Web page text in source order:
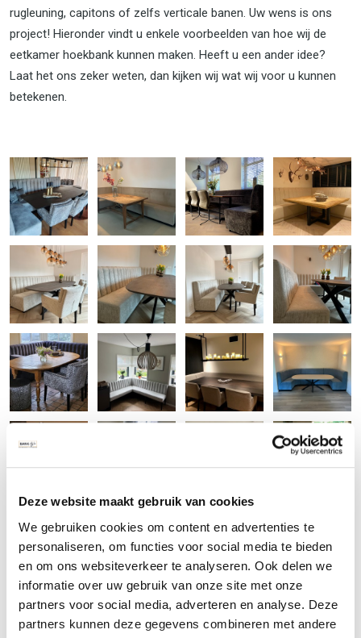
Deze website maakt gebruik van cookies
We gebruiken cookies om content en advertenties te
personaliseren, om functies voor social media te bieden
en om ons websiteverkeer te analyseren. Ook delen we
informatie over uw gebruik van onze site met onze
partners voor social media, adverteren en analyse. Deze
partners kunnen deze gegevens combineren met andere
rugleuning, capitons of zelfs verticale banen. Uw wens is ons
project! Hieronder vindt u enkele voorbeelden van hoe wij de
eetkamer hoekbank kunnen maken. Heeft u een ander idee?
Laat het ons zeker weten, dan kijken wij wat wij voor u kunnen
betekenen.